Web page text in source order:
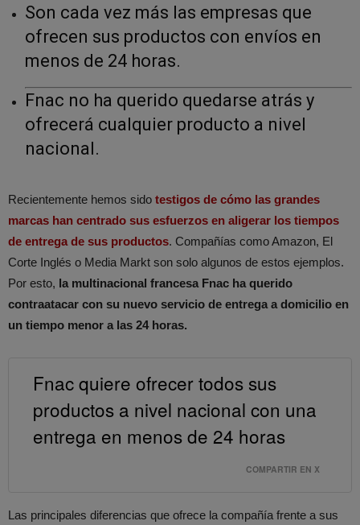
Son cada vez más las empresas que
ofrecen sus productos con envíos en
menos de 24 horas.
Fnac no ha querido quedarse atrás y
ofrecerá cualquier producto a nivel
nacional.
Recientemente hemos sido testigos de cómo las grandes
marcas han centrado sus esfuerzos en aligerar los tiempos
de entrega de sus productos. Compañías como Amazon, El
Corte Inglés o Media Markt son solo algunos de estos ejemplos.
Por esto, la multinacional francesa Fnac ha querido
contraatacar con su nuevo servicio de entrega a domicilio en
un tiempo menor a las 24 horas.
Fnac quiere ofrecer todos sus
productos a nivel nacional con una
entrega en menos de 24 horas
COMPARTIR EN X
Las principales diferencias que ofrece la compañía frente a sus